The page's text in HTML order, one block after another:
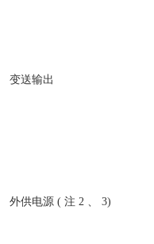
变送输出
外供电源 ( 注 2 、 3)